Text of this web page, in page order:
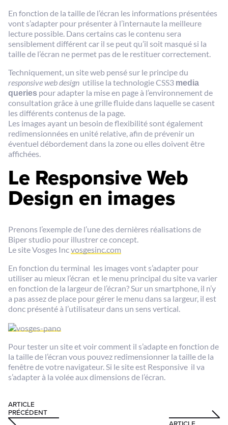
En fonction de la taille de l’écran les informations présentées
vont s’adapter pour présenter à l’internaute la meilleure
lecture possible. Dans certains cas le contenu sera
sensiblement différent car il se peut qu’il soit masqué si la
taille de l’écran ne permet pas de le restituer correctement.
Techniquement, un site web pensé sur le principe du
responsive web design utilise la technologie CSS3 media
queries pour adapter la mise en page à l’environnement de
consultation grâce à une grille fluide dans laquelle se casent
les différents contenus de la page.
Les images ayant un besoin de flexibilité sont également
redimensionnées en unité relative, afin de prévenir un
éventuel débordement dans la zone ou elles doivent être
affichées.
Le Responsive Web
Design en images
Prenons l’exemple de l’une des dernières réalisations de
Biper studio pour illustrer ce concept.
Le site Vosges Incvosgesinc.com
En fonction du terminal les images vont s’adapter pour
utiliser au mieux l’écran et le menu principal du site va varier
en fonction de la largeur de l’écran? Sur un smartphone, il n’y
a pas assez de place pour gérer le menu dans sa largeur, il est
donc présenté à l’utilisateur dans un sens vertical.
Pour tester un site et voir comment il s’adapte en fonction de
la taille de l’écran vous pouvez redimensionner la taille de la
fenêtre de votre navigateur. Si le site est Responsive il va
s’adapter à la volée aux dimensions de l’écran.
ARTICLE
PRÉCÉDENT